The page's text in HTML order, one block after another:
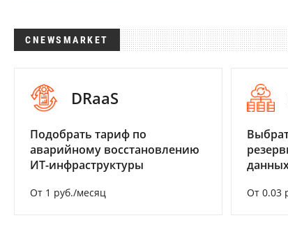
CNEWSMARKET
DRaaS
Подобрать тариф по
аварийному восстановлению
ИТ-инфраструктуры
От 1 руб./месяц От 0.03